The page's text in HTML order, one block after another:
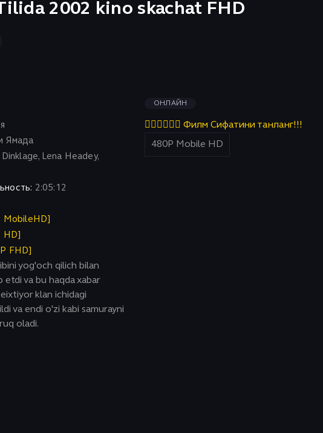
2002 kino skachat FHD
Ямада
Lena Headey,
2:05:12
MobileHD]
HD]
FHD]
yog'och qilich bilan
etdi va bu haqda xabar
klan ichidagi
va endi o'zi kabi samurayni
oladi.
ОНЛАЙН
👇🏻👇🏻👇🏻 Филм Сифатини танланг!!!